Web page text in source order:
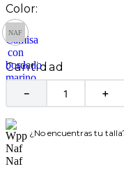
Cantidad
＋
－
¿No encuentras tu